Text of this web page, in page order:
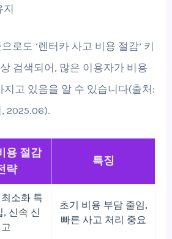
지
로도 ‘렌터카 사고 비용 절감’ 키
검색되어, 많은 이용자가 비용
지고 있음을 알 수 있습니다(출처:
2025.06).
용 절감
략
특징
소화 특
, 신속 신
고
초기 비용 부담 줄임,
빠른 사고 처리 중요